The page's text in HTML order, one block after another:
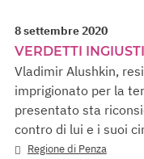
8 settembre 2020
VERDETTI INGIUSTI
Vladimir Alushkin,
imprigionato per la
presentato sta
contro di lui e i suoi
Regione di Penza